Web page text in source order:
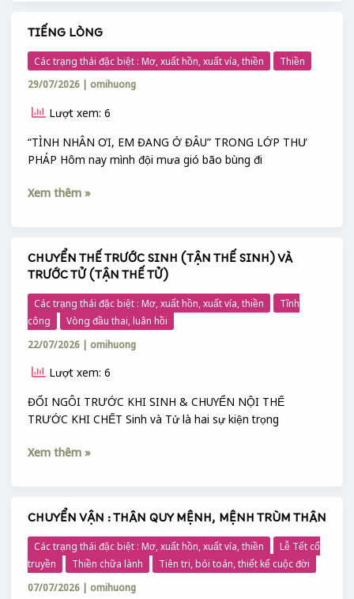
TIẾNG LÒNG
Các trạng thái đặc biệt : Mơ, xuất hồn, xuất vía, thiền
Thiền
29/07/2026 | omihuong
Lượt xem: 6
“TÌNH NHÂN ƠI, EM ĐANG Ở ĐÂU” TRONG LỚP THƯ
PHÁP Hôm nay mình đội mưa gió bão bùng đi
TIẾNG
LÒNG
Xem thêm »
CHUYỂN THẾ TRƯỚC SINH (TẬN THẾ SINH) VÀ
TRƯỚC TỬ (TẬN THẾ TỬ)
Các trạng thái đặc biệt : Mơ, xuất hồn, xuất vía, thiền
Tĩnh
công
Vòng đầu thai, luân hồi
22/07/2026 | omihuong
Lượt xem: 6
ĐỔI NGÔI TRƯỚC KHI SINH & CHUYỂN NỘI THẾ
TRƯỚC KHI CHẾT Sinh và Tử là hai sự kiện trọng
CHUYỂN
THẾ
TRƯỚC
SINH
(TẬN
THẾ
SINH)
TRƯỚC
TỬ
THẾ
Xem thêm »
CHUYỂN VẬN : THÂN QUY MỆNH, MỆNH TRÙM THÂN
Các trạng thái đặc biệt : Mơ, xuất hồn, xuất vía, thiền
Lễ Tết cổ
truyền
Thiền chữa lành
Tiên tri, bói toán, thiết kế cuộc đời
07/07/2026 | omihuong
CHUYỂN
VẬN
THÂN
QUY